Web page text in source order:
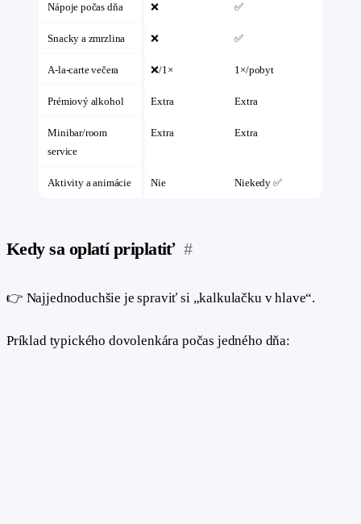
Nápoje počas dňa ❌ ✅
Snacky a zmrzlina ❌ ✅
A-la-carte večera ❌/1× 1×/pobyt
Prémiový alkohol Extra Extra
Minibar/room
service
Extra Extra
Aktivity a animácie Nie Niekedy ✅
Kedy sa oplatí priplatiť #
👉 Najjednoduchšie je spraviť si „kalkulačku v hlave“.
Príklad typického dovolenkára počas jedného dňa: